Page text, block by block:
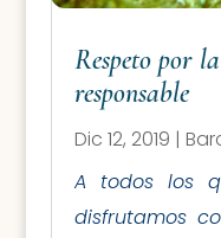
Respeto por
responsable
Dic 12, 2019 |
A todos los
disfrutamos